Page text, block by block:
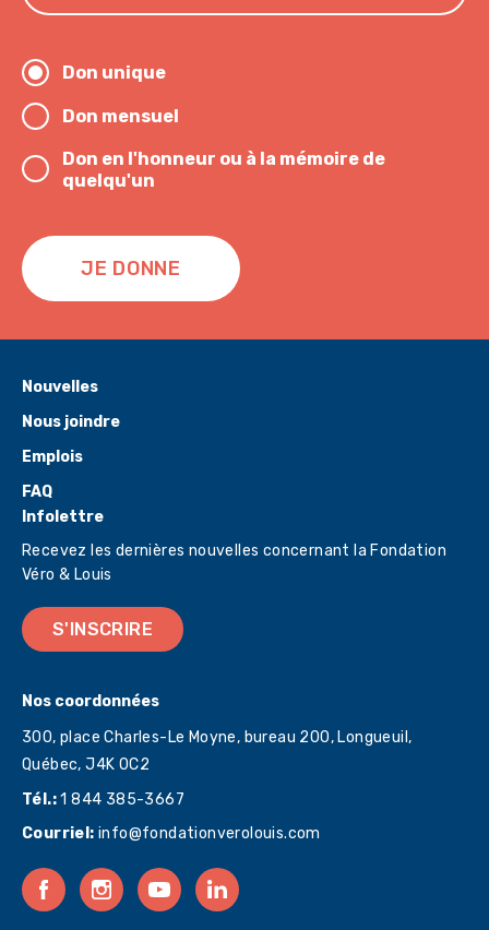
Don unique
Don mensuel
Don en l'honneur ou à la mémoire de
quelqu'un
JE DONNE
Infolettre
Recevez les dernières nouvelles concernant la Fondation
Véro & Louis
S'INSCRIRE
Nos coordonnées
300, place Charles-Le Moyne, bureau 200, Longueuil,
Québec,J4K 0C2
Tél.:1 844 385-3667
Courriel: info@fondationverolouis.com
Nouvelles
Nous joindre
Emplois
FAQ